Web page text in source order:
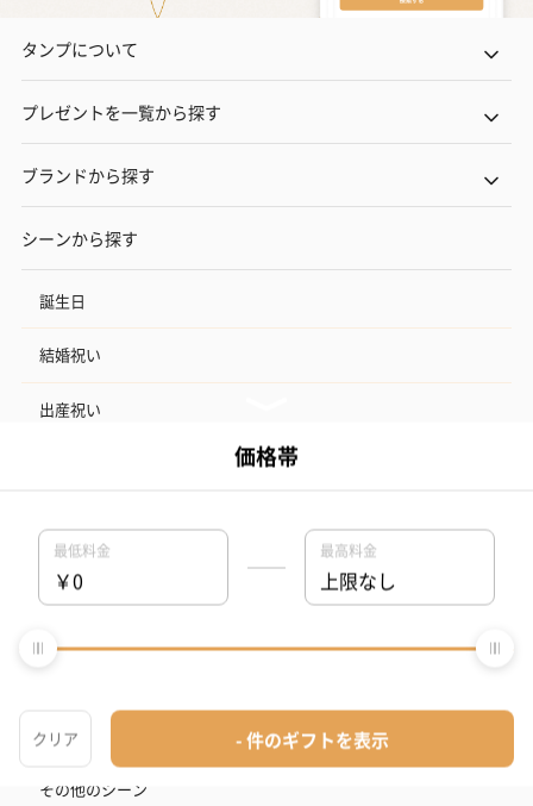
タンプについて
プレゼントを一覧から探す
ブランドから探す
シーンから探す
誕生日
結婚祝い
出産祝い
結婚記念日
出産内祝い
その他のシーン